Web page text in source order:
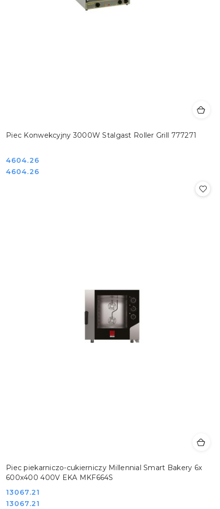
Piec Konwekcyjny 3000W Stalgast Roller Grill 777271
Cena:
4604.26
Cena:
4604.26
Piec piekarniczo-cukierniczy Millennial Smart Bakery 6x
600x400 400V EKA MKF664S
Cena:
13067.21
Cena:
13067.21